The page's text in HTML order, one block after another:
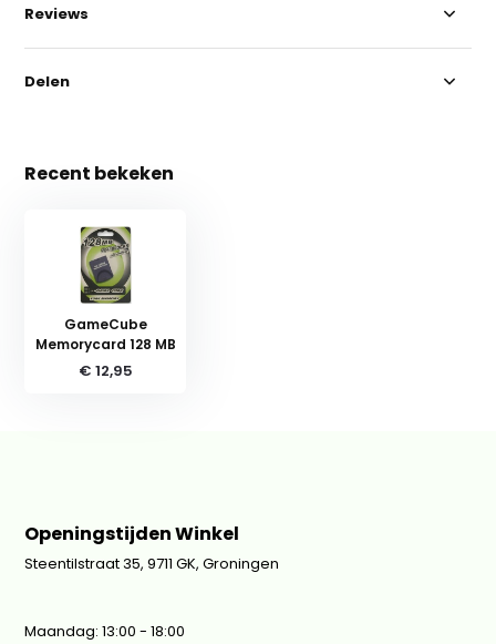
Reviews
Delen
Recent bekeken
GameCube
Memorycard 128 MB
€ 12,95
Openingstijden Winkel
Steentilstraat 35, 9711 GK, Groningen
Maandag: 13:00 - 18:00